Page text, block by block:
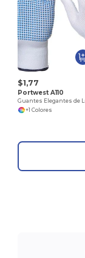
$1,77
Portwest A110
+1 Colores